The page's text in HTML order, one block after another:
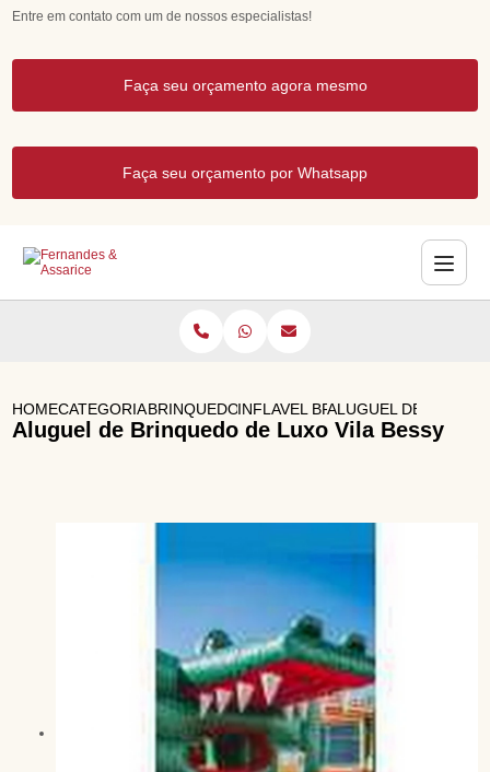
Entre em contato com um de nossos especialistas!
Faça seu orçamento agora mesmo
Faça seu orçamento por Whatsapp
HOMECATEGORIASBRINQUEDOS DE LUXO
INFLAVEL BRANCOALUGUEL DE
Aluguel de Brinquedo de Luxo Vila Bessy